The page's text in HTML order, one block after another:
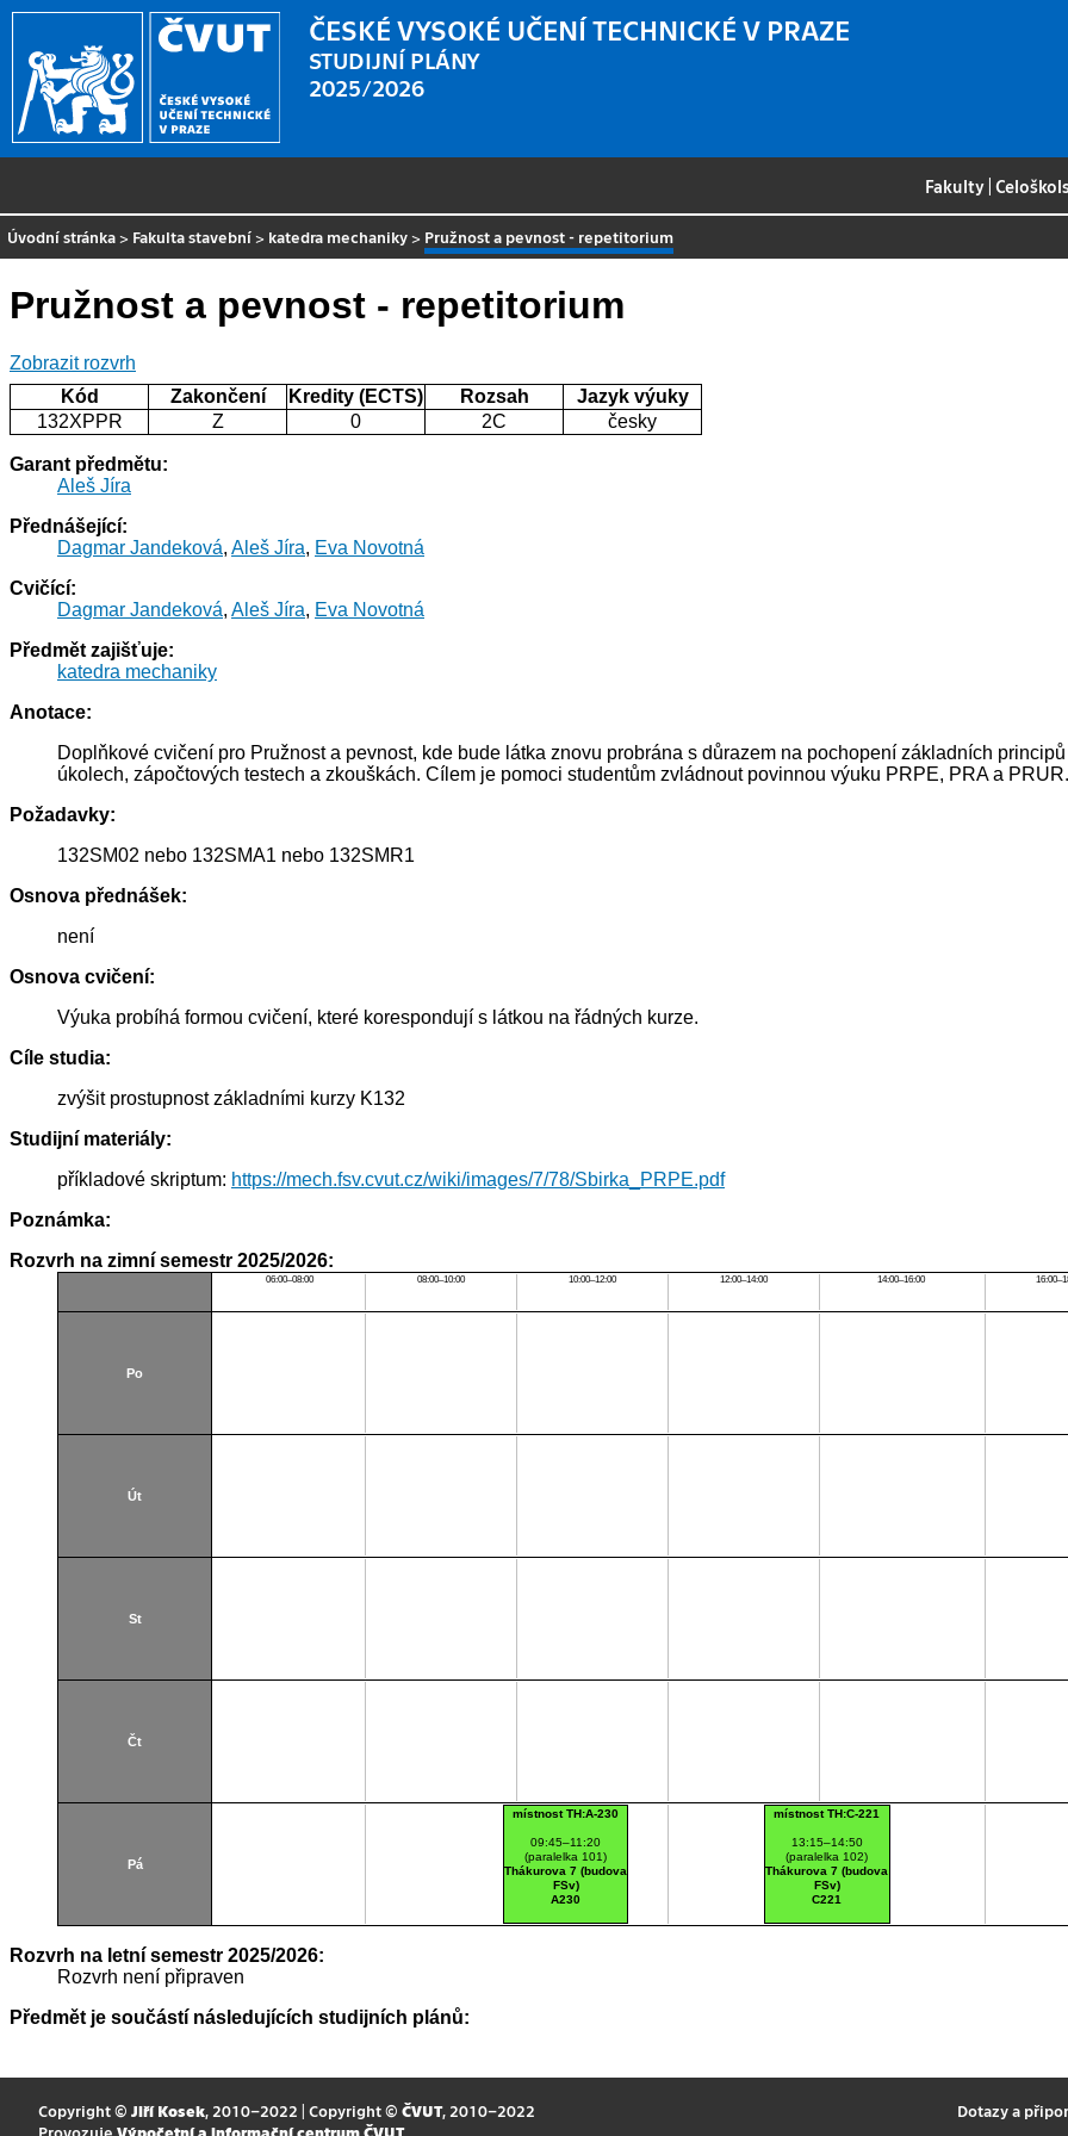
ČESKÉ VYSOKÉ UČENÍ TECHNICKÉ V PRAZE
STUDIJNÍ PLÁNY
2025/2026
Fakulty |
Úvodní stránka > Fakulta stavební > katedra mechaniky > Pružnost a pevnost - repetitorium
Pružnost a pevnost - repetitorium
Zobrazit rozvrh
Kód
Zakončení Kredity (ECTS) Rozsah
Jazyk výuky
132XPPR
Z 0 2C česky
Garant předmětu:
Aleš Jíra
Přednášející:
Dagmar Jandeková, Aleš Jíra, Eva Novotná
Cvičící:
Dagmar Jandeková, Aleš Jíra, Eva Novotná
Předmět zajišťuje:
katedra mechaniky
Anotace:
Doplňkové cvičení pro Pružnost a pevnost, kde bude látka znovu probrána s důrazem na pochopení základních
úkolech, zápočtových testech a zkouškách. Cílem je pomoci studentům zvládnout povinnou výuku PRPE, PRA a PRUR.
Požadavky:
132SM02 nebo 132SMA1 nebo 132SMR1
Osnova přednášek:
není
Osnova cvičení:
Výuka probíhá formou cvičení, které korespondují s látkou na řádných kurze.
Cíle studia:
zvýšit prostupnost základními kurzy K132
Studijní materiály:
příkladové skriptum: https://mech.fsv.cvut.cz/wiki/images/7/78/Sbirka_PRPE.pdf
Poznámka:
Rozvrh na zimní semestr 2025/2026:
06:00–08:00 08:00–10:00 10:00–12:00 12:00–14:00 14:00–16:00
Po
Út
St
Čt
Pá
místnost TH:A-230
09:45–11:20
(paralelka 101)
Thákurova 7 (budova
FSv)
A230
místnost TH:C-221
13:15–14:50
(paralelka 102)
Thákurova 7 (budova
FSv)
C221
Rozvrh na letní semestr 2025/2026:
Rozvrh není připraven
Předmět je součástí následujících studijních plánů:
Copyright © Jiří Kosek, 2010–2022 | Copyright © ČVUT, 2010–2022
Provozuje Výpočetní a informační centrum ČVUT
Dotazy a